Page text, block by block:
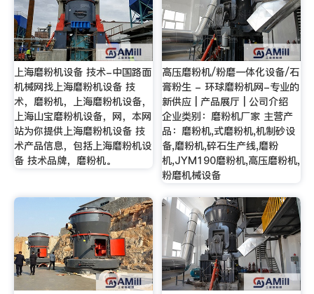
上海磨粉机设备 技术-中国路面
机械网找上海磨粉机设备 技
术，磨粉机，上海磨粉机设备，
上海山宝磨粉机设备，网，本网
站为你提供上海磨粉机设备 技
术产品信息，包括上海磨粉机设
备 技术品牌，磨粉机。
高压磨粉机/粉磨一体化设备/石
膏粉生 - 环球磨粉机网-专业的
新供应 | 产品展厅 | 公司介绍
企业类别：磨粉机厂家 主营产
品：磨粉机,式磨粉机,机制砂设
备,磨粉机,碎石生产线,磨粉
机,JYM190磨粉机,高压磨粉机,
粉磨机械设备